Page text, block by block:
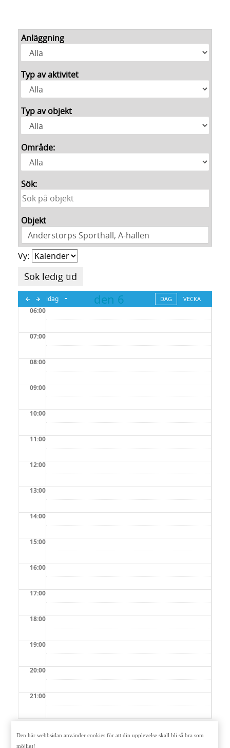
Anläggning
Typ av aktivitet
Typ av objekt
Område:
Sök:
Objekt
Anderstorps Sporthall, A-hallen
Vy:
Sök ledig tid
idag DAG VECKA
den 6
06:00
07:00
08:00
09:00
10:00
11:00
12:00
13:00
14:00
15:00
16:00
17:00
18:00
19:00
20:00
21:00
= Tid går att boka
Den här webbsidan använder cookies för att din upplevelse skall bli så bra som
möjligt!